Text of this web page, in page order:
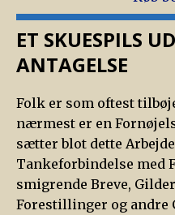
ET SKUESPILS
ANTAGELSE
Folk er som oftest
nærmest er en
sætter blot dette
Tankeforbindelse med
smigrende Breve,
Forestillinger og andre